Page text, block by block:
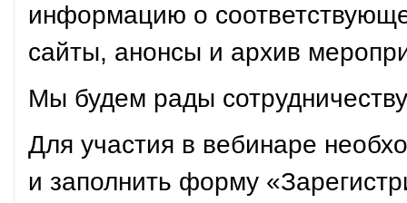
информацию о
сайты, анонсы и архив
Мы будем рады
Для участия в вебинаре
и заполнить форму